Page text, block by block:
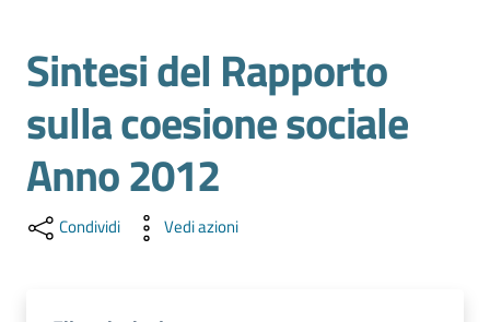
Promuovere
l'impresa
e
il
territorio
Sintesi del Rapporto
sulla coesione sociale
Anno 2012
Condividi Vedi azioni